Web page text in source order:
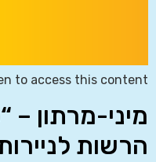
to access this content
מיני-מרתון –
הרשות